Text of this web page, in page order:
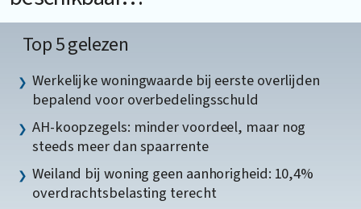
Top 5 gelezen
Werkelijke woningwaarde bij eerste overlijden
bepalend voor overbedelingsschuld
AH-koopzegels: minder voordeel, maar nog
steeds meer dan spaarrente
Weiland bij woning geen aanhorigheid: 10,4%
overdrachtsbelasting terecht